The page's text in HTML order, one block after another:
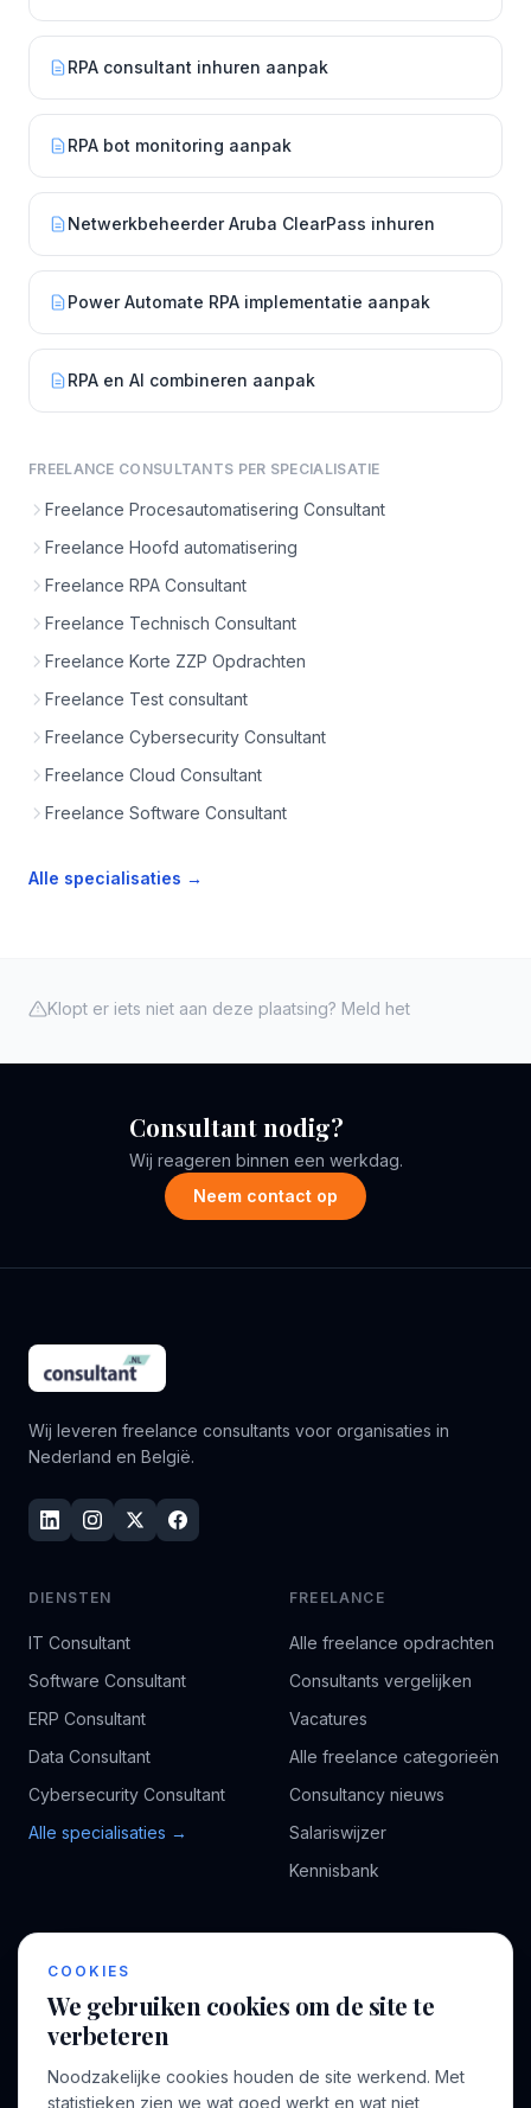
RPA consultant inhuren aanpak
RPA bot monitoring aanpak
Netwerkbeheerder Aruba ClearPass inhuren
Power Automate RPA implementatie aanpak
RPA en AI combineren aanpak
FREELANCE CONSULTANTS PER SPECIALISATIE
Freelance Procesautomatisering Consultant
Freelance Hoofd automatisering
Freelance RPA Consultant
Freelance Technisch Consultant
Freelance Korte ZZP Opdrachten
Freelance Test consultant
Freelance Cybersecurity Consultant
Freelance Cloud Consultant
Freelance Software Consultant
Alle specialisaties →
Klopt er iets niet aan deze plaatsing? Meld het
Consultant nodig?
Wij reageren binnen een werkdag.
Neem contact op
Wij leveren freelance consultants voor organisaties in
Nederland en België.
DIENSTEN
IT Consultant
Software Consultant
ERP Consultant
Data Consultant
Cybersecurity Consultant
Alle specialisaties →
FREELANCE
Alle freelance opdrachten
Consultants vergelijken
Vacatures
Alle freelance categorieën
Consultancy nieuws
Salariswijzer
Kennisbank
BEDRIJF
Bedrijven
Blog
VOOR CONSULTANTS
Inloggen
COOKIES
We gebruiken cookies om de site te
verbeteren
Noodzakelijke cookies houden de site werkend. Met
statistieken zien we wat goed werkt en wat niet,